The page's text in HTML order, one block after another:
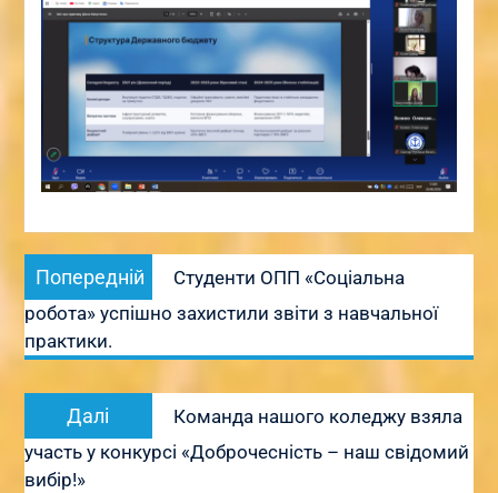
Навігація
записів
Попередній
запис:
Студенти ОПП «Соціальна
робота» успішно захистили звіти з навчальної
практики.
Далі
запис:
Команда нашого коледжу взяла
участь у конкурсі «Доброчесність – наш свідомий
вибір!»